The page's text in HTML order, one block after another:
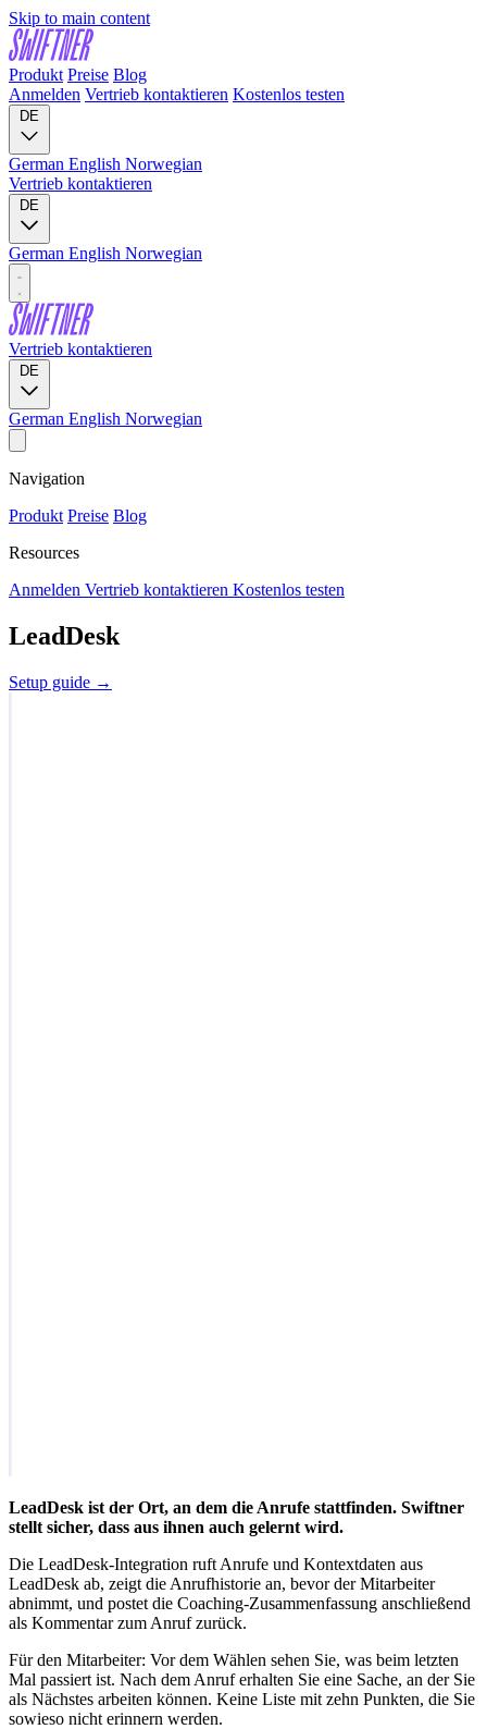
Skip to main content
Produkt Preise Blog
Anmelden Vertrieb kontaktieren Kostenlos testen
DE
German English Norwegian
Vertrieb kontaktieren
DE
German English Norwegian
Vertrieb kontaktieren
DE
German English Norwegian
Navigation
Produkt Preise Blog
Resources
Anmelden Vertrieb kontaktieren Kostenlos testen
LeadDesk
Setup guide →
LeadDesk ist der Ort, an dem die Anrufe stattfinden. Swiftner
stellt sicher, dass aus ihnen auch gelernt wird.
Die LeadDesk-Integration ruft Anrufe und Kontextdaten aus
LeadDesk ab, zeigt die Anrufhistorie an, bevor der Mitarbeiter
abnimmt, und postet die Coaching-Zusammenfassung anschließend
als Kommentar zum Anruf zurück.
Für den Mitarbeiter: Vor dem Wählen sehen Sie, was beim letzten
Mal passiert ist. Nach dem Anruf erhalten Sie eine Sache, an der Sie
als Nächstes arbeiten können. Keine Liste mit zehn Punkten, die Sie
sowieso nicht erinnern werden.